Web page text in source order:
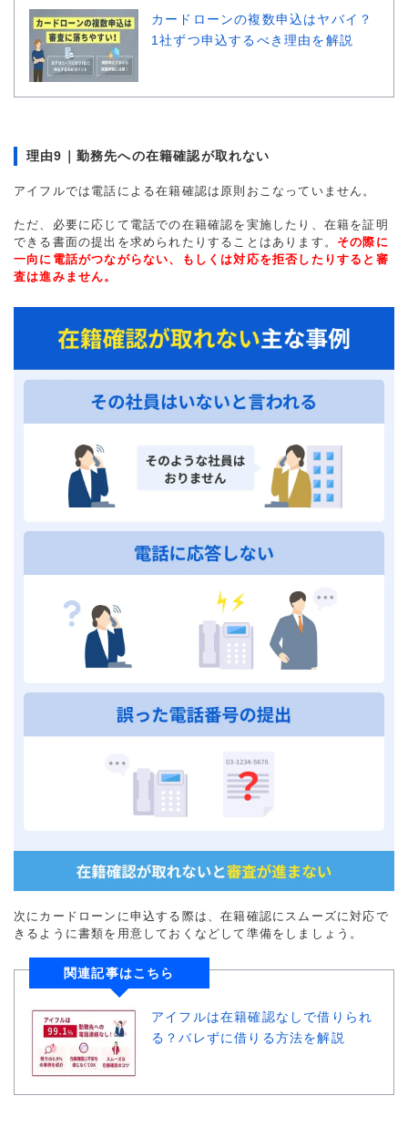
カードローンの複数申込はヤバイ？
1社ずつ申込するべき理由を解説
理由9｜勤務先への在籍確認が取れない
アイフルでは電話による在籍確認は原則おこなっていません。
ただ、必要に応じて電話での在籍確認を実施したり、在籍を証明
できる書面の提出を求められたりすることはあります。 その際に
一向に電話がつながらない、もしくは対応を拒否したりすると審
査は進みません。
次にカードローンに申込する際は、在籍確認にスムーズに対応で
きるように書類を用意しておくなどして準備をしましょう。
関連記事はこちら
アイフルは在籍確認なしで借りられ
る？バレずに借りる方法を解説